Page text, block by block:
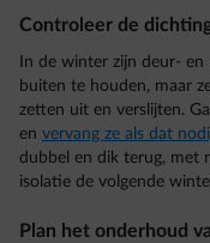
Controleer de
In de winter zijn deur-
buiten te houden, maar
zetten uit en verslijten.
en vervang ze als dat
dubbel en dik terug, met
isolatie de volgende
Plan het onderhoud